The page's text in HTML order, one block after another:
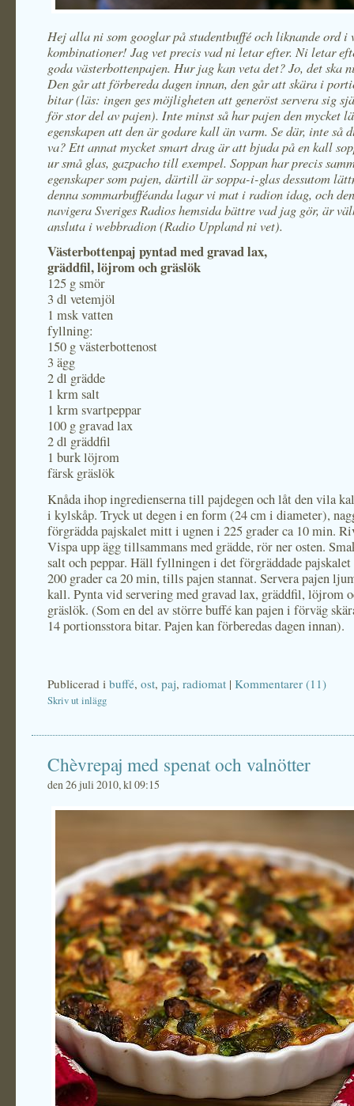
Hej alla ni som googlar på studentbuffé och liknande ord i
kombinationer! Jag vet precis vad ni letar efter. Ni letar
goda västerbottenpajen. Hur jag kan veta det? Jo, det ska
Den går att förbereda dagen innan, den går att skära i
bitar (läs: ingen ges möjligheten att generöst servera sig
för stor del av pajen). Inte minst så har pajen den mycket
egenskapen att den är godare kall än varm. Se där, inte så
va? Ett annat mycket smart drag är att bjuda på en kall
ur små glas, gazpacho till exempel. Soppan har precis
egenskaper som pajen, därtill är soppa-i-glas dessutom
denna sommarbufféanda lagar vi mat i radion idag, och
navigera Sveriges Radios hemsida bättre vad jag gör, är
ansluta i webbradion (Radio Uppland ni vet).
Västerbottenpaj pyntad med gravad lax,
gräddfil, löjrom och gräslök
125 g smör
3 dl vetemjöl
1 msk vatten
fyllning:
150 g västerbottenost
3 ägg
2 dl grädde
1 krm salt
1 krm svartpeppar
100 g gravad lax
2 dl gräddfil
1 burk löjrom
färsk gräslök
Knåda ihop ingredienserna till pajdegen och låt den vila
i kylskåp. Tryck ut degen i en form (24 cm i diameter),
förgrädda pajskalet mitt i ugnen i 225 grader ca 10 min.
Vispa upp ägg tillsammans med grädde, rör ner osten.
salt och peppar. Häll fyllningen i det förgräddade pajskalet
200 grader ca 20 min, tills pajen stannat. Servera pajen
kall. Pynta vid servering med gravad lax, gräddfil, löjrom
gräslök. (Som en del av större buffé kan pajen i förväg
14 portionsstora bitar. Pajen kan förberedas dagen innan).
Publicerad i buffé, ost, paj, radiomat | Kommentarer (11)
Skriv ut inlägg
Chèvrepaj med spenat och valnötter
den 26 juli 2010, kl 09:15